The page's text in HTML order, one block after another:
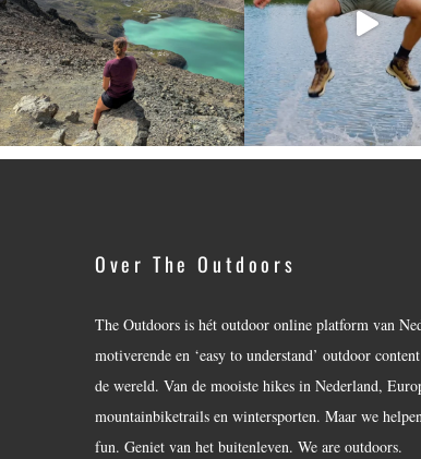
Over The Outdoors
The Outdoors is hét outdoor online platform van
motiverende en ‘easy to understand’ outdoor
de wereld. Van de mooiste hikes in Nederland,
mountainbiketrails en wintersporten. Maar we
fun. Geniet van het buitenleven. We are outdoors.